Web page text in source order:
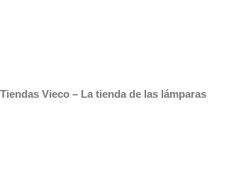
Tiendas Vieco – La tienda de las lámparas